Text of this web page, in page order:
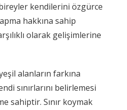
kendilerini özgürce
hakkına sahip
olarak gelişimlerine
alanların farkına
sınırlarını belirlemesi
sahiptir. Sınır koymak